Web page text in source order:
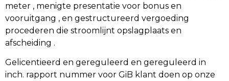
meter , menigte presentatie voor bonus en
vooruitgang , en gestructureerd vergoeding
procederen die stroomlijnt opslagplaats en
afscheiding .
Gelicentieerd en gereguleerd en gereguleerd in
inch. rapport nummer voor GiB klant doen op onze